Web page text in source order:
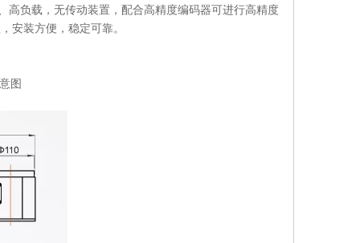
高负载，无传动装置，配合高精度编码器可进行高精度
安装方便，稳定可靠。
图